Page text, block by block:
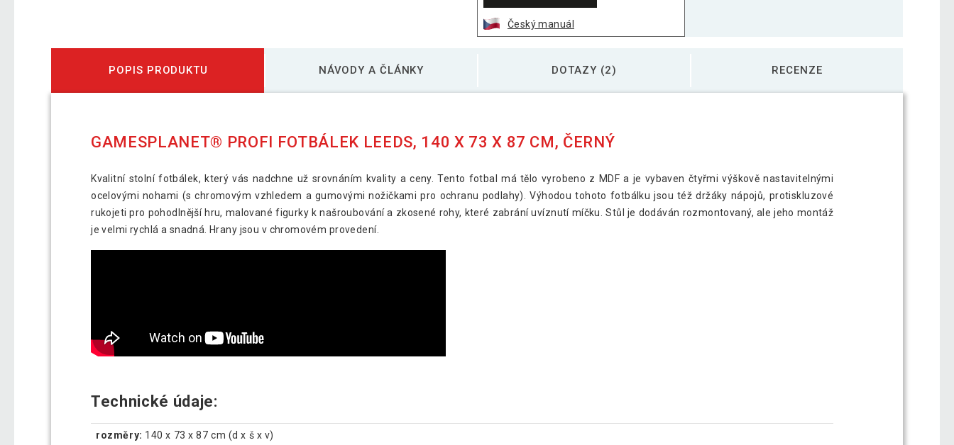
Český manuál
POPIS PRODUKTU NÁVODY A ČLÁNKY DOTAZY (2) RECENZE
GAMESPLANET® PROFI FOTBÁLEK LEEDS, 140 X 73 X 87 CM, ČERNÝ
Kvalitní stolní fotbálek, který vás nadchne už srovnáním kvality a ceny. Tento fotbal má tělo vyrobeno z MDF a je vybaven čtyřmi výškově nastavitelnými
ocelovými nohami (s chromovým vzhledem a gumovými nožičkami pro ochranu podlahy). Výhodou tohoto fotbálku jsou též držáky nápojů, protiskluzové
rukojeti pro pohodlnější hru, malované figurky k našroubování a zkosené rohy, které zabrání uvíznutí míčku. Stůl je dodáván rozmontovaný, ale jeho montáž
je velmi rychlá a snadná. Hrany jsou v chromovém provedení.
Technické údaje:
rozměry: 140 x 73 x 87 cm (d x š x v)